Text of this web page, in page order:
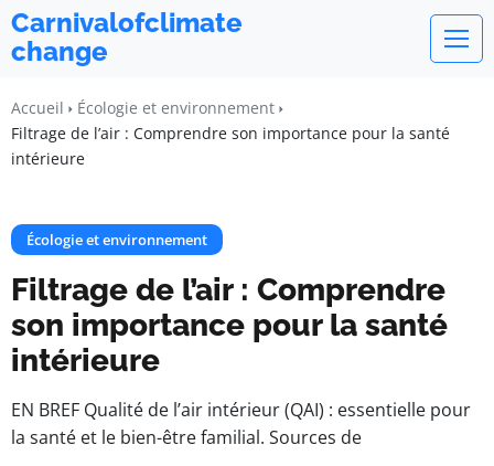
Carnivalofclimate
change
Accueil
Écologie et environnement
Filtrage de l’air : Comprendre son importance pour la santé
intérieure
Écologie et environnement
Filtrage de l’air : Comprendre
son importance pour la santé
intérieure
EN BREF Qualité de l’air intérieur (QAI) : essentielle pour
la santé et le bien-être familial. Sources de